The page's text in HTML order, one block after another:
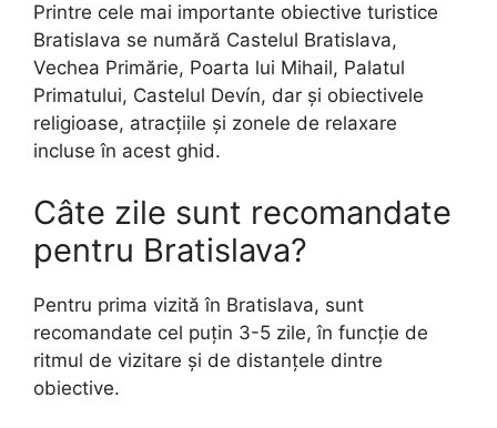
Printre cele mai importante obiective turistice
Bratislava se numără Castelul Bratislava,
Vechea Primărie, Poarta lui Mihail, Palatul
Primatului, Castelul Devín, dar și obiectivele
religioase, atracțiile și zonele de relaxare
incluse în acest ghid.
Câte zile sunt recomandate
pentru Bratislava?
Pentru prima vizită în Bratislava, sunt
recomandate cel puțin 3-5 zile, în funcție de
ritmul de vizitare și de distanțele dintre
obiective.